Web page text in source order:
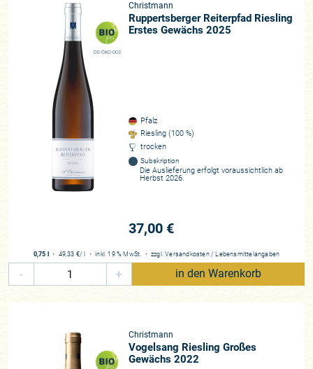
DE-ÖKO-003
Christmann
Ruppertsberger Reiterpfad Riesling
Erstes Gewächs 2025
Pfalz
Riesling (100 %)
trocken
Subskription
Die Auslieferung erfolgt voraussichtlich ab
Herbst 2026.
37,00 €
0,75 l ・ 49,33 €/ l ・inkl. 19 % MwSt. ・ zzgl.Versandkosten / Lebensmittelangaben
- + in den Warenkorb
Christmann
Vogelsang Riesling Großes
Gewächs 2022